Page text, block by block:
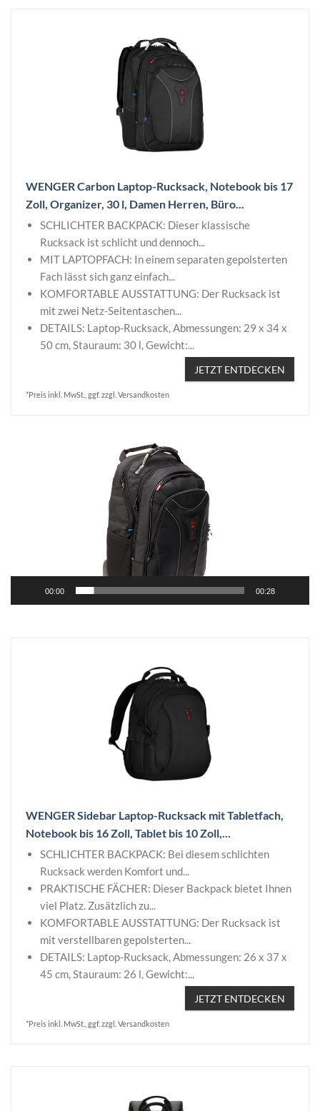
WENGER Carbon Laptop-Rucksack, Notebook bis 17
Zoll, Organizer, 30 l, Damen Herren, Büro...
SCHLICHTER BACKPACK: Dieser klassische
Rucksack ist schlicht und dennoch...
MIT LAPTOPFACH: In einem separaten gepolsterten
Fach lässt sich ganz einfach...
KOMFORTABLE AUSSTATTUNG: Der Rucksack ist
mit zwei Netz-Seitentaschen...
DETAILS: Laptop-Rucksack, Abmessungen: 29 x 34 x
50 cm, Stauraum: 30 l, Gewicht:...
JETZT ENTDECKEN
*Preis inkl. MwSt., ggf. zzgl. Versandkosten
00:00 00:28
WENGER Sidebar Laptop-Rucksack mit Tabletfach,
Notebook bis 16 Zoll, Tablet bis 10 Zoll,...
SCHLICHTER BACKPACK: Bei diesem schlichten
Rucksack werden Komfort und...
PRAKTISCHE FÄCHER: Dieser Backpack bietet Ihnen
viel Platz. Zusätzlich zu...
KOMFORTABLE AUSSTATTUNG: Der Rucksack ist
mit verstellbaren gepolsterten...
DETAILS: Laptop-Rucksack, Abmessungen: 26 x 37 x
45 cm, Stauraum: 26 l, Gewicht:...
JETZT ENTDECKEN
*Preis inkl. MwSt., ggf. zzgl. Versandkosten